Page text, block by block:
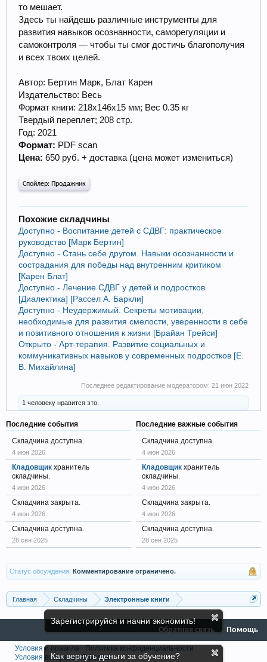
Зарегистрируйся и начни экономить!
Как вернуть деньги за обучение?
то мешает.
Здесь ты найдешь различные инструменты для
развития навыков осознанности, саморегуляции и
самоконтроля — чтобы ты смог достичь благополучия
и всех твоих целей.
Автор: Бертин Марк, Блат Карен
Издательство: Весь
Формат книги: 218х146х15 мм; Вес 0.35 кг
Твердый переплет; 208 стр.
Год: 2021
Формат: PDF scan
Цена: 650 руб. + доставка (цена может измениться)
Спойлер: Продажник
Похожие складчины
Доступно - Воспитание детей с СДВГ: практическое
руководство [Марк Бертин]
Доступно - Стань себе другом. Навыки осознанности и
сострадания для победы над внутренним критиком
[Карен Блат]
Доступно - Лечение СДВГ у детей и подростков
[Диалектика] [Рассел А. Баркли]
Доступно - Неудержимый. Секреты мотивации,
необходимые для развития смелости, уверенности в себе
и позитивного отношения к жизни [Брайан Трейси]
Открыто - Арт-терапия. Развитие социальных и
коммуникативных навыков у современных подростков [Е.
В. Михайлина]
Последнее редактирование модератором: 21 июн 2022
1 человеку нравится это.
Последние события
Складчина доступна.
4 июн 2026
Кладовщик хранитель
складчины.
4 июн 2026
Складчина закрыта.
4 июн 2026
Складчина доступна.
28 сен 2025
Последние важные события
Складчина доступна.
4 июн 2026
Кладовщик хранитель
складчины.
4 июн 2026
Складчина закрыта.
4 июн 2026
Складчина доступна.
28 сен 2025
Статус обсуждения: Комментирование ограничено.
Главная Складчины Электронные книги
Обратная связь Помощь
Условия и правила
Политика конфиденциальности
Условия возврата
Оферта